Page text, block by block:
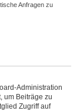
Anfragen zu
Administration
um Beiträge zu
Zugriff auf